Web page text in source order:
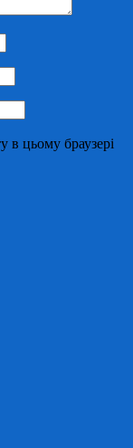
в цьому браузері